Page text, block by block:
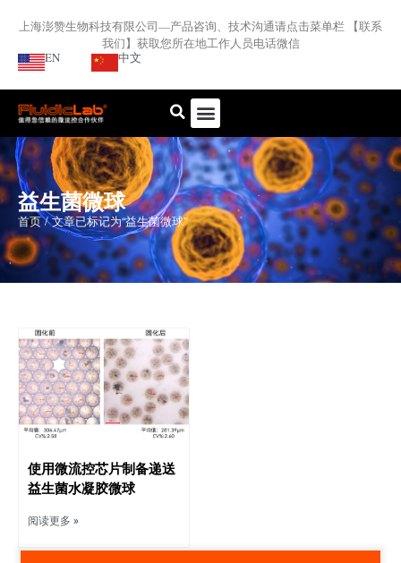
上海澎赞生物科技有限公司—产品咨询、技术沟通请点击菜单栏 【联系
我们】获取您所在地工作人员电话微信
EN
中文
益生菌微球
首页/ 文章已标记为“益生菌微球”
使用微流控芯片制备递送
益生菌水凝胶微球
阅读更多 »